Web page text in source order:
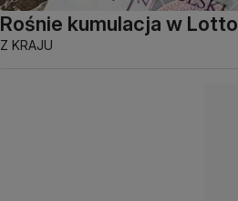
Rośnie kumulacja w Lotto
Z KRAJU